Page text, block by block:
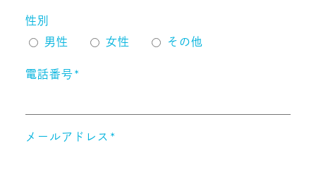
性別
男性
女性 その他
電話番号*
メールアドレス*